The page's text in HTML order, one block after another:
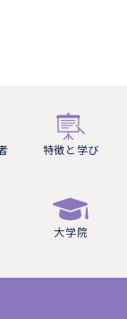
特徴と学び
大学院